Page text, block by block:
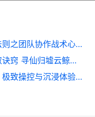
和平精英队友战术，制胜法则之团队协作战术心得
云海寻仙记功法和神通获取诀窍 寻仙归墟云鲸怎么样
玩和平精英用什么手机好，极致操控与沉浸体验的硬件之选